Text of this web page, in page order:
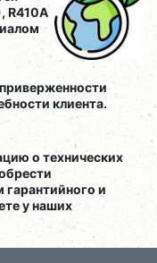
R410A
клиента.
о технических
и
у наших